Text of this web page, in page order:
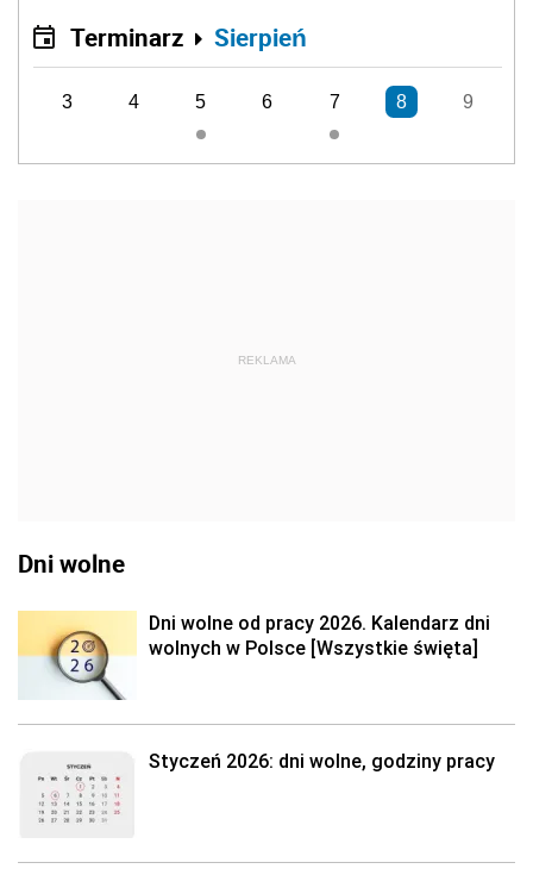
Terminarz Sierpień
3 4 5 6 7 8 9
REKLAMA
Dni wolne
Dni wolne od pracy 2026. Kalendarz dni
wolnych w Polsce [Wszystkie święta]
Styczeń 2026: dni wolne, godziny pracy